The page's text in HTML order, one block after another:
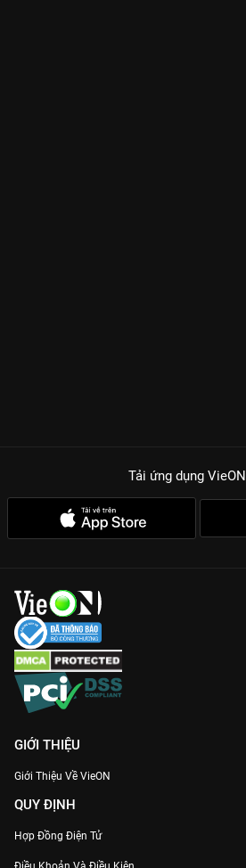
Tải ứng dụng VieON
GIỚI THIỆU
Giới Thiệu Về VieON
QUY ĐỊNH
Hợp Đồng Điện Tử